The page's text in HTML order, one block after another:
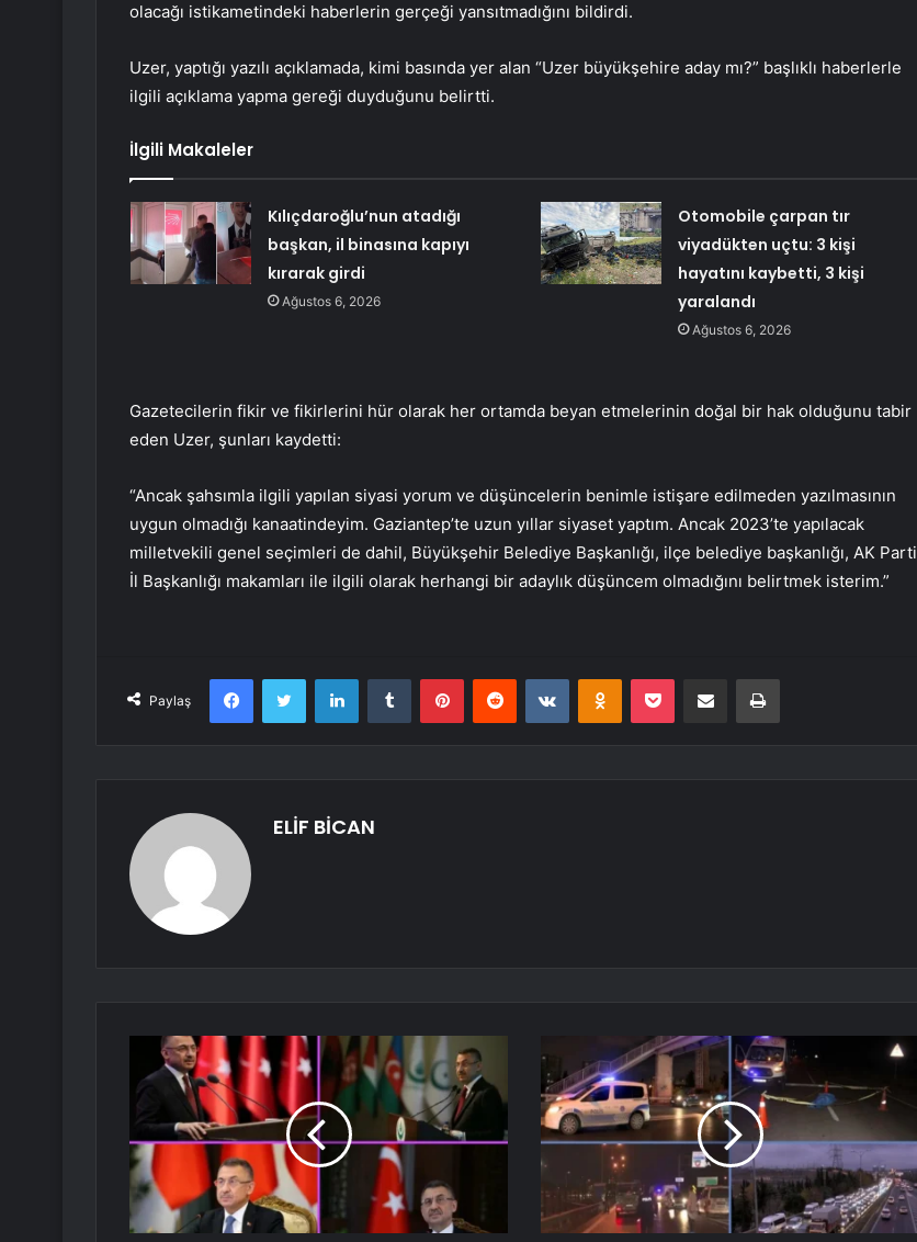
olacağı istikametindeki haberlerin gerçeği yansıtmadığını bildirdi.
Uzer, yaptığı yazılı açıklamada, kimi basında yer alan “Uzer büyükşehire aday mı?” başlıklı haberlerle
ilgili açıklama yapma gereği duyduğunu belirtti.
İlgili Makaleler
Kılıçdaroğlu’nun atadığı
başkan, il binasına kapıyı
kırarak girdi
Ağustos 6, 2026
Otomobile çarpan tır
viyadükten uçtu: 3 kişi
hayatını kaybetti, 3 kişi
yaralandı
Ağustos 6, 2026
Gazetecilerin fikir ve fikirlerini hür olarak her ortamda beyan etmelerinin doğal bir hak olduğunu tabir
eden Uzer, şunları kaydetti:
“Ancak şahsımla ilgili yapılan siyasi yorum ve düşüncelerin benimle istişare edilmeden yazılmasının
uygun olmadığı kanaatindeyim. Gaziantep’te uzun yıllar siyaset yaptım. Ancak 2023’te yapılacak
milletvekili genel seçimleri de dahil, Büyükşehir Belediye Başkanlığı, ilçe belediye başkanlığı, AK Parti
İl Başkanlığı makamları ile ilgili olarak herhangi bir adaylık düşüncem olmadığını belirtmek isterim.”
Paylaş
FacebookTwitter LinkedInTumblr PinterestReddit VKontakteOdnoklassniki
Pocket E-Posta ile paylaş Yazdır
ELİF BİCAN